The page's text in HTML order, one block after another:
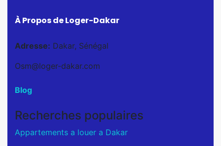
À Propos de Loger-Dakar
Adresse: Dakar, Sénégal
Osm@loger-dakar.com
Blog
Recherches populaires
Appartements a louer a Dakar